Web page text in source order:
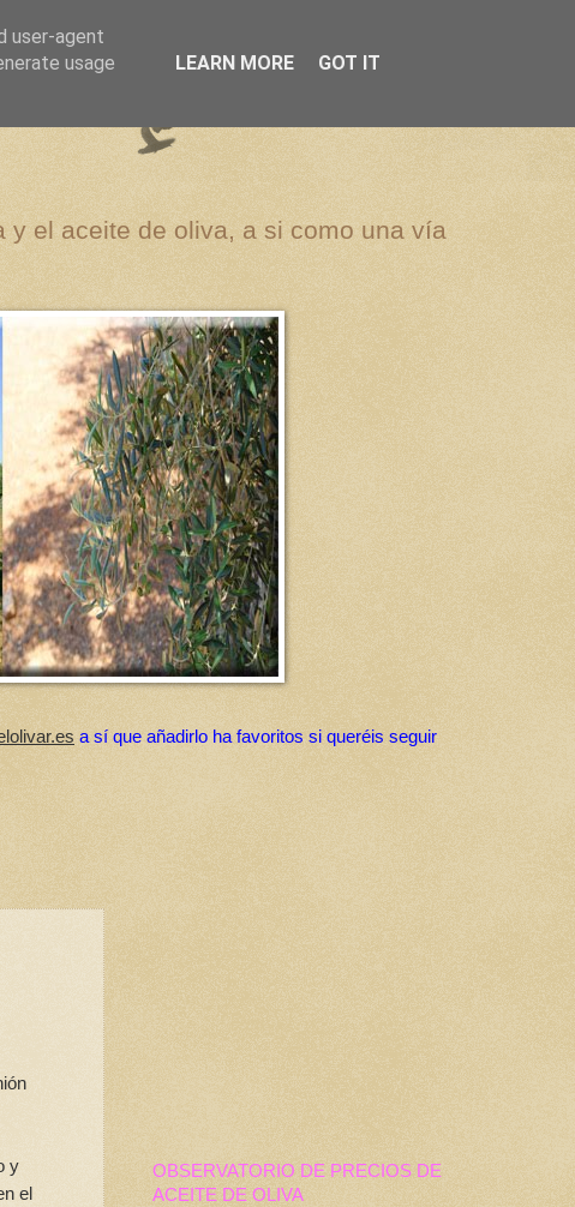
el aceite de oliva, a si como una vía
a sí que añadirlo ha favoritos si queréis seguir
y
el
OBSERVATORIO DE PRECIOS DE
ACEITE DE OLIVA
user-agent
usage
LEARN MORE GOT IT